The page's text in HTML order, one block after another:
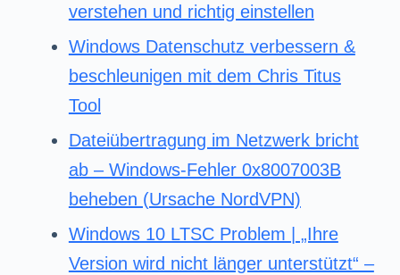
verstehen und richtig einstellen
Windows Datenschutz verbessern &
beschleunigen mit dem Chris Titus
Tool
Dateiübertragung im Netzwerk bricht
ab – Windows-Fehler 0x8007003B
beheben (Ursache NordVPN)
Windows 10 LTSC Problem | „Ihre
Version wird nicht länger unterstützt“ –